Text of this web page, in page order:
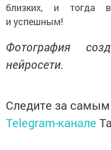
близких, и тогда
и успешным!
Фотография
нейросети.
Следите за
Telegram-канале